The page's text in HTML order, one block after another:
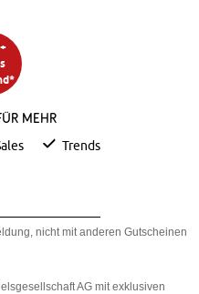
mehr
Trends
nicht mit anderen Gutscheinen
AG mit exklusiven